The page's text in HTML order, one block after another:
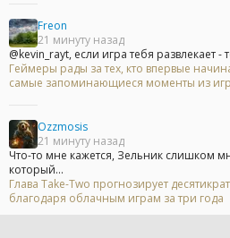
Freon
21 минуту назад
@kevin_rayt, если игра тебя развлекает
Геймеры рады за тех, кто впервые
самые запоминающиеся моменты из
Ozzmosis
21 минуту назад
Что-то мне кажется, Зельник слишком
который...
Глава Take-Two прогнозирует
благодаря облачным играм за три года